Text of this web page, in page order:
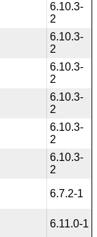
6.10.3-
2
6.10.3-
2
6.10.3-
2
6.10.3-
2
6.10.3-
2
6.10.3-
2
6.7.2-1
6.11.0-1